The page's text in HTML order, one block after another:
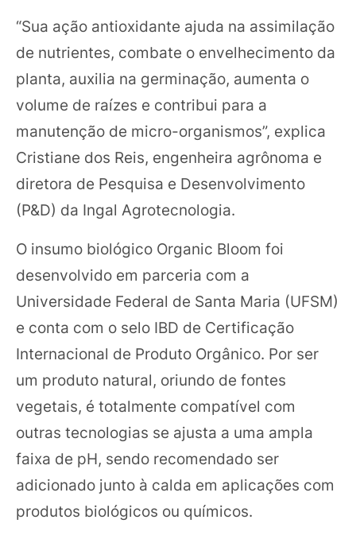
“Sua ação antioxidante ajuda na assimilação
de nutrientes, combate o envelhecimento da
planta, auxilia na germinação, aumenta o
volume de raízes e contribui para a
manutenção de micro-organismos”, explica
Cristiane dos Reis, engenheira agrônoma e
diretora de Pesquisa e Desenvolvimento
(P&D) da Ingal Agrotecnologia.
O insumo biológico Organic Bloom foi
desenvolvido em parceria com a
Universidade Federal de Santa Maria (UFSM)
e conta com o selo IBD de Certificação
Internacional de Produto Orgânico. Por ser
um produto natural, oriundo de fontes
vegetais, é totalmente compatível com
outras tecnologias se ajusta a uma ampla
faixa de pH, sendo recomendado ser
adicionado junto à calda em aplicações com
produtos biológicos ou químicos.